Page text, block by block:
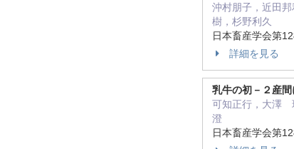
沖村朋子，近田
樹，杉野利久
日本畜産学会第
詳細を見る
乳牛の初－２産
可知正行，大澤
澄
日本畜産学会第